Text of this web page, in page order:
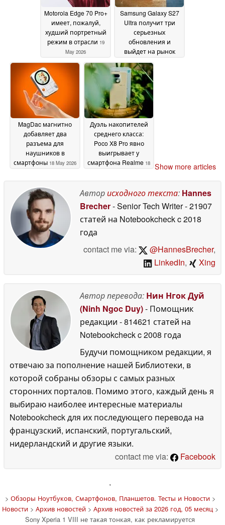
Motorola Edge 70 Pro+
имеет, пожалуй,
худший портретный
режим в отрасли 19
May 2026
Samsung Galaxy S27
Ultra получит три
серьезных
обновления и
выйдет на рынок
компактным S27 Pro
19 May 2026
MagDac магнитно
добавляет два
разъема для
наушников в
смартфоны 18 May 2026
Дуэль накопителей
среднего класса:
Poco X8 Pro явно
выигрывает у
смартфона Realme 18
Show more articles
Авторисходного текста: Hannes
Brecher- Senior Tech Writer- 21907
статей на Notebookcheckc 2018
года
contact me via:
@HannesBrecher,
LinkedIn, Xing
Автор перевода: Нин Нгок Дуй
(Ninh Ngoc Duy)- Помощник
редакции - 814621 статей на
Notebookcheckc 2008 года
Будучи помощником редакции, я
отвечаю за пополнение нашей Библиотеки, в
которой собраны обзоры с самых разных
сторонних порталов. Помимо этого, каждый день я
выбираю наиболее интересные материалы
Notebookcheck для их последующего перевода на
французский, испанский, португальский,
нидерландский и другие языки.
contact me via:
Facebook
'
> Обзоры Ноутбуков, Смартфонов, Планшетов. Тесты и Новости>
Новости> Архив новостей> Архив новостей за 2026 год, 05 месяц>
Sony Xperia 1 VIII не такая тонкая, как рекламируется